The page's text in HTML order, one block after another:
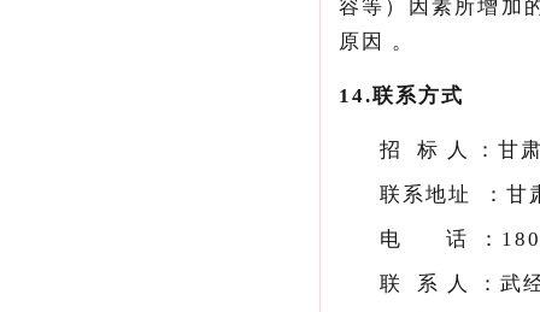
容等）因素所增加
原因。
14.联系方式
招 标 人： 甘
联系地址
电
话：
联
系 人 ： 武